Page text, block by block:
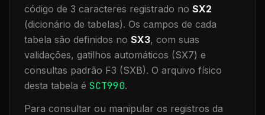
código de 3 caracteres registrado no SX2
(dicionário de tabelas). Os campos de cada
tabela são definidos no SX3, com suas
validações, gatilhos automáticos (SX7) e
consultas padrão F3 (SXB). O arquivo físico
desta tabela é SCT990.
Para consultar ou manipular os registros da